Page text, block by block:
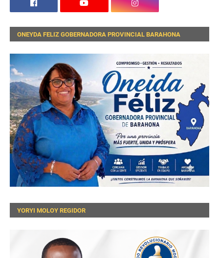
ONEYDA FELIZ GOBERNADORA PROVINCIAL BARAHONA
YORYI MOLOY REGIDOR